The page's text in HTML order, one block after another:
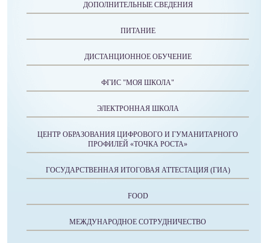
ДОПОЛНИТЕЛЬНЫЕ СВЕДЕНИЯ
ПИТАНИЕ
ДИСТАНЦИОННОЕ ОБУЧЕНИЕ
ФГИС "МОЯ ШКОЛА"
ЭЛЕКТРОННАЯ ШКОЛА
ЦЕНТР ОБРАЗОВАНИЯ ЦИФРОВОГО И ГУМАНИТАРНОГО
ПРОФИЛЕЙ «ТОЧКА РОСТА»
ГОСУДАРСТВЕННАЯ ИТОГОВАЯ АТТЕСТАЦИЯ (ГИА)
FOOD
МЕЖДУНАРОДНОЕ СОТРУДНИЧЕСТВО